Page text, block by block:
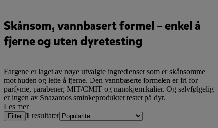
Skånsom, vannbasert formel – enkel å
fjerne og uten dyretesting
Fargene er laget av nøye utvalgte ingredienser som er skånsomme
mot huden og lette å fjerne. Den vannbaserte formelen er fri for
parfyme, parabener, MIT/CMIT og nanokjemikalier. Og selvfølgelig
er ingen av Snazaroos sminkeprodukter testet på dyr.
Les mer
Filter 1 resultater